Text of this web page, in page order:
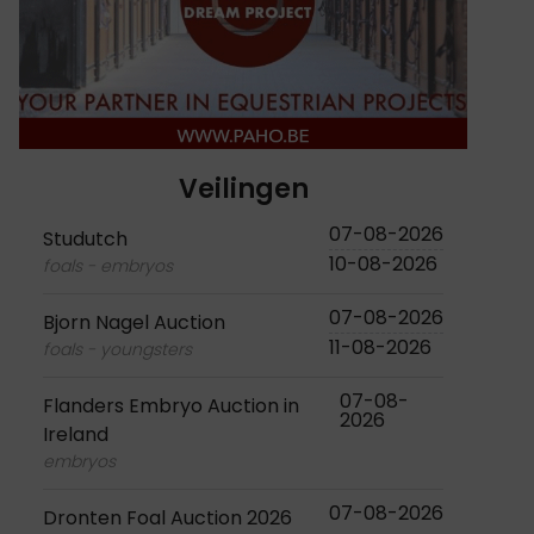
Veilingen
Studutch
foals - embryos
07-08-2026
10-08-2026
Bjorn Nagel Auction
foals - youngsters
07-08-2026
11-08-2026
Flanders Embryo Auction in
Ireland
embryos
07-08-
2026
Dronten Foal Auction 2026 07-08-2026